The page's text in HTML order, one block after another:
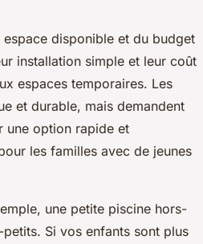
disponible et du budget
installation simple et leur coût
espaces temporaires. Les
et durable, mais demandent
une option rapide et
les familles avec de jeunes
une petite piscine hors-
Si vos enfants sont plus